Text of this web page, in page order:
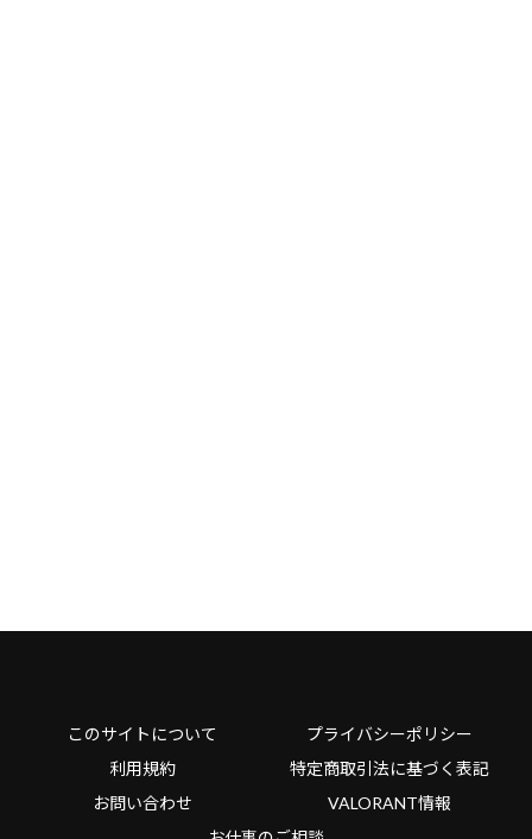
このサイトについて
プライバシーポリシー
利用規約
特定商取引法に基づく表記
お問い合わせ
VALORANT情報